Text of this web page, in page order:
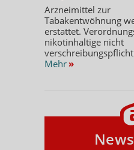
Arzneimittel zur
Tabakentwöhnung
erstattet.
nikotinhaltige nicht
Mehr »